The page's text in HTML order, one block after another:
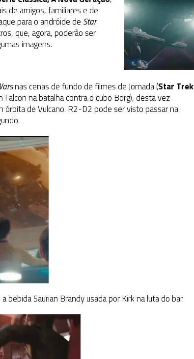
DE UMA ERA NA SDCC
TREKSOBRE DIFERENTES PONTOS DE VISTA
TREKSOBRE PATERNIDADE
de amigos, familiares e de
para o andróide de Star
que, agora, poderão ser
imagens.
nas cenas de fundo de filmes de Jornada (Star Trek
na batalha contra o cubo Borg), desta vez
de Vulcano. R2-D2 pode ser visto passar na
Saurian Brandy usada por Kirk na luta do bar.